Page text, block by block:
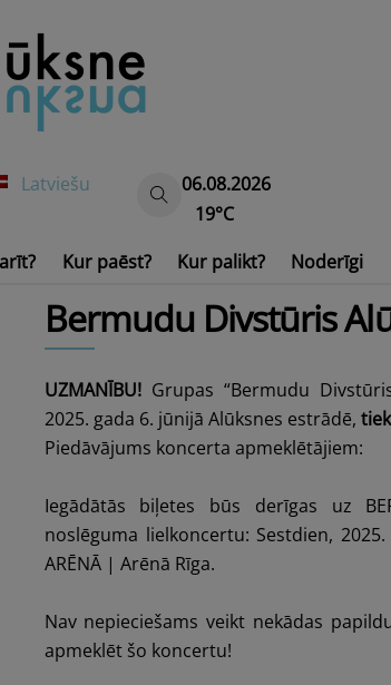
Latviešu
06.08.2026
19°C
Kur paēst? Kur palikt? Noderīgi
Bermudu Divstūris
UZMANĪBU!Grupas “Bermudu
2025. gada 6. jūnijā Alūksnes estrādē,
Piedāvājums koncerta apmeklētājiem:
Iegādātās biļetes būs derīgas uz
noslēguma lielkoncertu: Sestdien,
ARĒNĀ | Arēnā Rīga.
Nav nepieciešams veikt nekādas
apmeklēt šo koncertu!